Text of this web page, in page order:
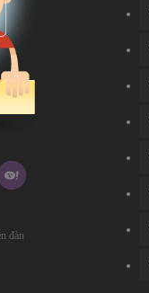
đàn